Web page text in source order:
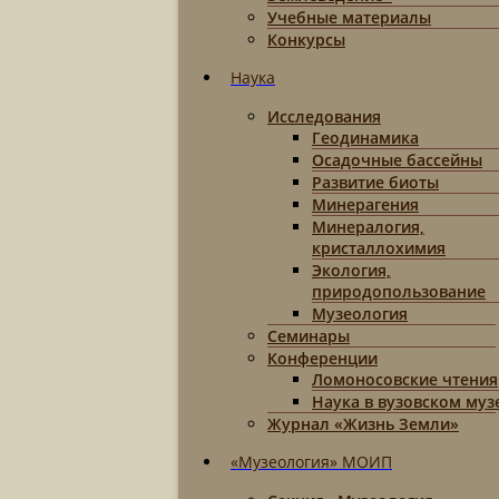
Учебные материалы
Конкурсы
Наука
Исследования
Геодинамика
Осадочные бассейны
Развитие биоты
Минерагения
Минералогия,
кристаллохимия
Экология,
природопользование
Музеология
Семинары
Конференции
Ломоносовские чтения
Наука в вузовском
Журнал «Жизнь Земли»
«Музеология» МОИП